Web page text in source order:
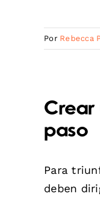
Por Rebecca
Crear
paso
Para
deben